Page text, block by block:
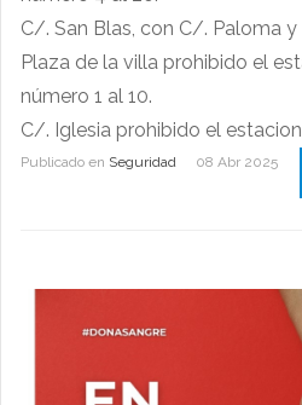
C/. San Blas, con C/. Paloma y
Plaza de la villa prohibido el
número 1 al 10.
C/. Iglesia prohibido el
Publicado en Seguridad 08 Abr 2025